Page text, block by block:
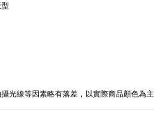
光線等因素略有落差，以實際商品顏色為主